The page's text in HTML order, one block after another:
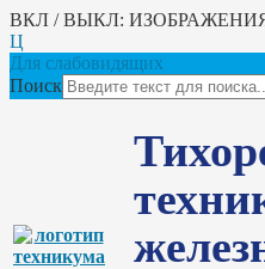
ВКЛ / ВЫКЛ:
Ц
Для слабовидящих
Поиск